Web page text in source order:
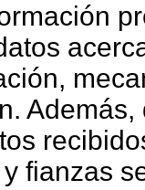
fianzas